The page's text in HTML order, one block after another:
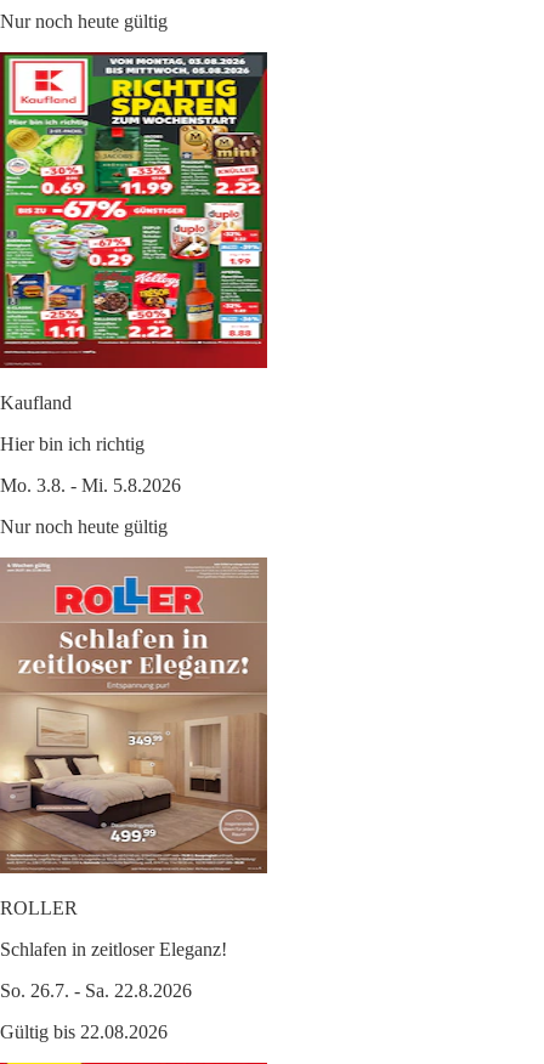
Nur noch heute gültig
Kaufland
Hier bin ich richtig
Mo. 3.8. - Mi. 5.8.2026
Nur noch heute gültig
ROLLER
Schlafen in zeitloser Eleganz!
So. 26.7. - Sa. 22.8.2026
Gültig bis 22.08.2026